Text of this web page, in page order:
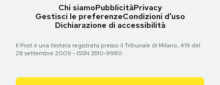
Chi siamoPubblicitàPrivacy
Gestisci le preferenzeCondizioni d'uso
Dichiarazione di accessibilità
Il Post è una testata registrata presso il Tribunale di Milano, 419 del
28 settembre 2009 - ISSN 2610-9980